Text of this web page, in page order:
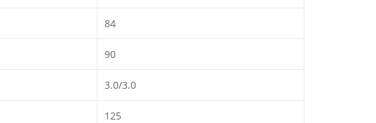
84
90
3.0/3.0
125